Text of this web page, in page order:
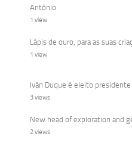
Antônio
1 view
Lápis de ouro, para as suas
1 view
Iván Duque é eleito presidente
3 views
New head of exploration and
2 views